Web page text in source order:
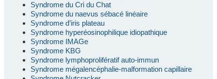
Syndrome du Cri du Chat
Syndrome du naevus sébacé linéaire
Syndrome d’iris plateau
Syndrome hyperéosinophilique idiopathique
Syndrome IMAGe
Syndrome KBG
Syndrome lymphoprolifératif auto-immun
Syndrome mégalencéphalie-malformation capillaire